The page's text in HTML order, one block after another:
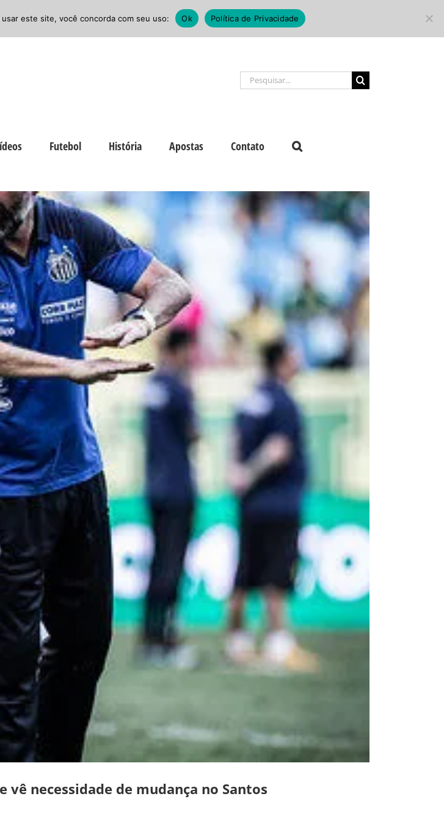
Buscar
resultados
Futebol História Apostas Contato
necessidade de mudança no Santos
este site, você concorda com seu uso: Ok Política de Privacidade